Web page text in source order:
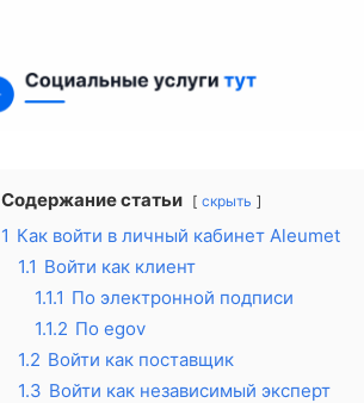
Содержание статьи скрыть
1 Как войти в личный кабинет Aleumet
1.1 Войти как клиент
1.1.1 По электронной подписи
1.1.2 По egov
1.2 Войти как поставщик
1.3 Войти как независимый эксперт